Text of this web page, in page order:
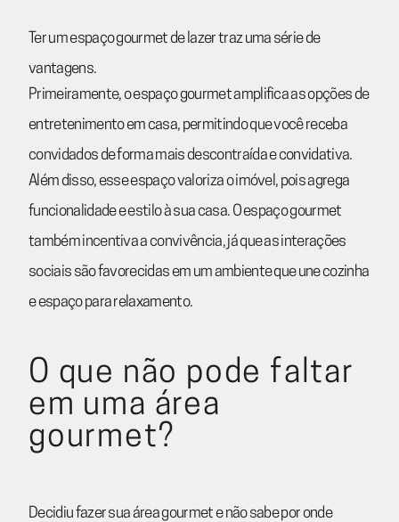
Ter um espaço gourmet de lazer traz uma série de
vantagens.
Primeiramente, o espaço gourmet amplifica as opções de
entretenimento em casa, permitindo que você receba
convidados de forma mais descontraída e convidativa.
Além disso, esse espaço valoriza o imóvel, pois agrega
funcionalidade e estilo à sua casa. O espaço gourmet
também incentiva a convivência, já que as interações
sociais são favorecidas em um ambiente que une cozinha
e espaço para relaxamento.
O que não pode faltar
em uma área
gourmet?
Decidiu fazer sua área gourmet e não sabe por onde